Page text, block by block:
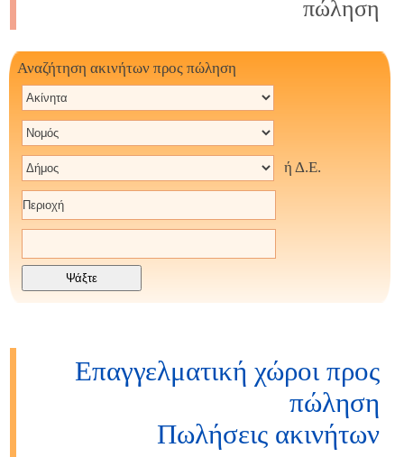
πώληση
Αναζήτηση ακινήτων προς πώληση
ή Δ.Ε.
Επαγγελματική χώροι προς
πώληση
Πωλήσεις ακινήτων